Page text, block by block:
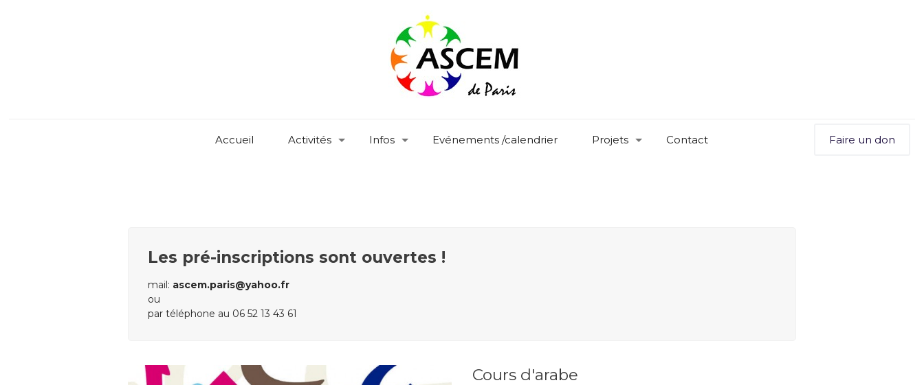
Accueil Activités Infos Evénements /calendrier Projets Contact Faire un don
Les pré-inscriptions sont ouvertes !
mail: ascem.paris@yahoo.fr
ou
par téléphone au 06 52 13 43 61
Cours d'arabe